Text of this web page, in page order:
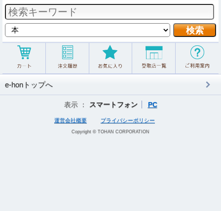
e-honトップへ
表示 ： スマートフォン PC
運営会社概要 プライバシーポリシー
Copyright © TOHAN CORPORATION